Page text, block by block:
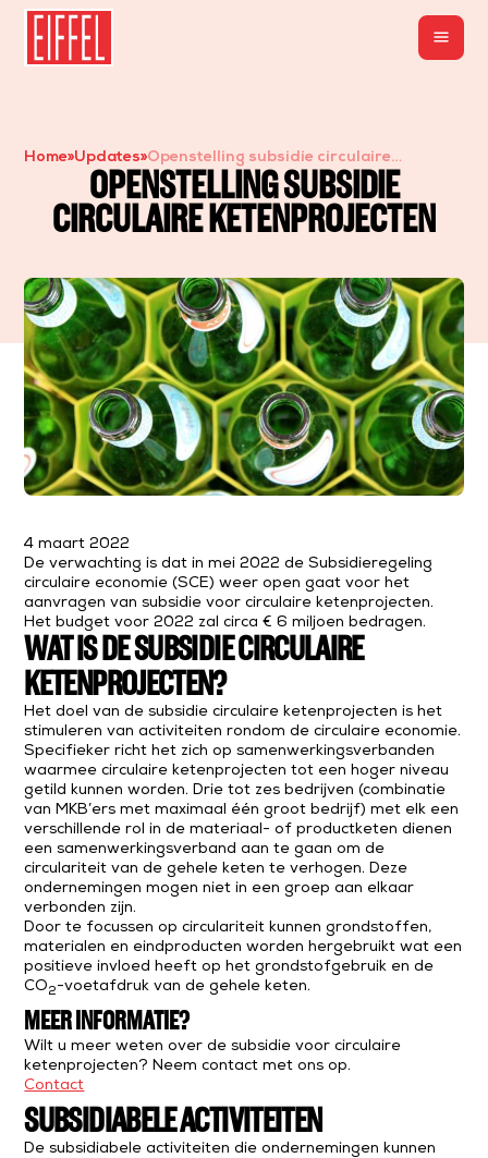
menu
Home»Updates»Openstelling subsidie circulaire
ketenprojecten
OPENSTELLING SUBSIDIE
CIRCULAIRE KETENPROJECTEN
4 maart 2022
De verwachting is dat in mei 2022 de Subsidieregeling
circulaire economie (SCE) weer open gaat voor het
aanvragen van subsidie voor circulaire ketenprojecten.
Het budget voor 2022 zal circa € 6 miljoen bedragen.
WAT IS DE SUBSIDIE CIRCULAIRE
KETENPROJECTEN?
Het doel van de subsidie circulaire ketenprojecten is het
stimuleren van activiteiten rondom de circulaire economie.
Specifieker richt het zich op samenwerkingsverbanden
waarmee circulaire ketenprojecten tot een hoger niveau
getild kunnen worden. Drie tot zes bedrijven (combinatie
van MKB’ers met maximaal één groot bedrijf) met elk een
verschillende rol in de materiaal- of productketen dienen
een samenwerkingsverband aan te gaan om de
circulariteit van de gehele keten te verhogen. Deze
ondernemingen mogen niet in een groep aan elkaar
verbonden zijn.
Door te focussen op circulariteit kunnen grondstoffen,
materialen en eindproducten worden hergebruikt wat een
positieve invloed heeft op het grondstofgebruik en de
CO2-voetafdruk van de gehele keten.
MEER INFORMATIE?
Wilt u meer weten over de subsidie voor circulaire
ketenprojecten? Neem contact met ons op.
Contact
SUBSIDIABELE ACTIVITEITEN
De subsidiabele activiteiten die ondernemingen kunnen